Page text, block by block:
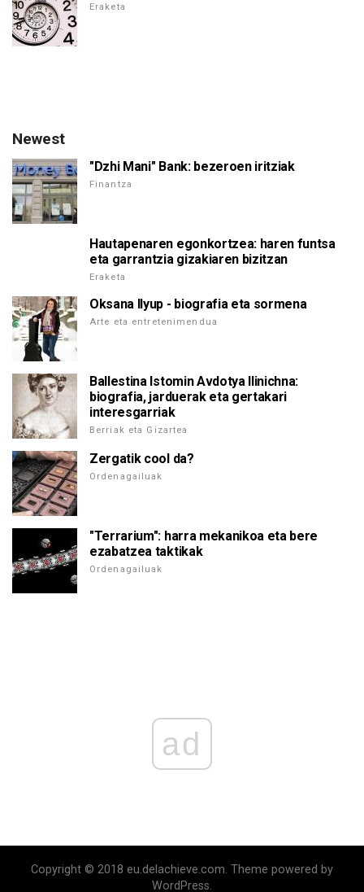
Eraketa
Newest
"Dzhi Mani" Bank: bezeroen iritziak
Finantza
Hautapenaren egonkortzea: haren funtsa
eta garrantzia gizakiaren bizitzan
Eraketa
Oksana Ilyup - biografia eta sormena
Arte eta entretenimendua
Ballestina Istomin Avdotya Ilinichna:
biografia, jarduerak eta gertakari
interesgarriak
Berriak eta Gizartea
Zergatik cool da?
Ordenagailuak
"Terrarium": harra mekanikoa eta bere
ezabatzea taktikak
Ordenagailuak
ad
Copyright © 2018 eu.delachieve.com. Theme powered by
WordPress.